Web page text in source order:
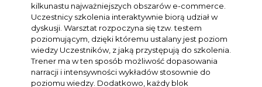
kilkunastu najważniejszych obszarów e-commerce.
Uczestnicy szkolenia interaktywnie biorą udział w
dyskusji. Warsztat rozpoczyna się tzw. testem
poziomującym, dzięki któremu ustalany jest poziom
wiedzy Uczestników, z jaką przystępują do szkolenia.
Trener ma w ten sposób możliwość dopasowania
narracji i intensywności wykładów stosownie do
poziomu wiedzy. Dodatkowo, każdy blok